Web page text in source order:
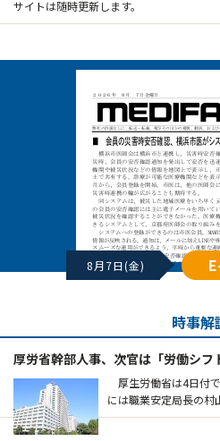
サイトは随時更新します。
8月7日(金)
時事解
厚労省幹部人事、次官は「労働シフ
厚生労働省は4日付
には職業安定局長の